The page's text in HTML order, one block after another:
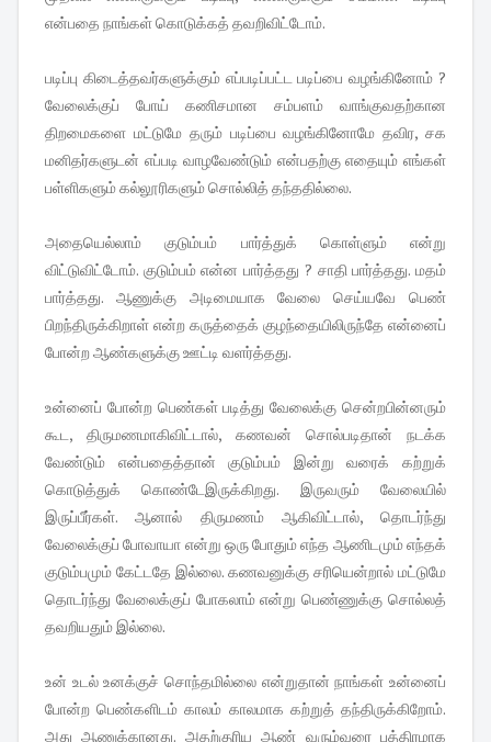
என்பதை நாங்கள் கொடுக்கத் தவறிவிட்டோம்.
படிப்பு கிடைத்தவர்களுக்கும் எப்படிப்பட்ட படிப்பை வழங்கினோம் ?
வேலைக்குப் போய் கணிசமான சம்பளம் வாங்குவதற்கான
திறமைகளை மட்டுமே தரும் படிப்பை வழங்கினோமே தவிர, சக
மனிதர்களுடன் எப்படி வாழவேண்டும் என்பதற்கு எதையும் எங்கள்
பள்ளிகளும் கல்லூரிகளும் சொல்லித் தந்ததில்லை.
அதையெல்லாம் குடும்பம் பார்த்துக் கொள்ளும் என்று
விட்டுவிட்டோம். குடும்பம் என்ன பார்த்தது ? சாதி பார்த்தது. மதம்
பார்த்தது. ஆணுக்கு அடிமையாக வேலை செய்யவே பெண்
பிறந்திருக்கிறாள் என்ற கருத்தைக் குழந்தையிலிருந்தே என்னைப்
போன்ற ஆண்களுக்கு ஊட்டி வளர்த்தது.
உன்னைப் போன்ற பெண்கள் படித்து வேலைக்கு சென்றபின்னரும்
கூட, திருமணமாகிவிட்டால், கணவன் சொல்படிதான் நடக்க
வேண்டும் என்பதைத்தான் குடும்பம் இன்று வரைக் கற்றுக்
கொடுத்துக் கொண்டேஇருக்கிறது. இருவரும் வேலையில்
இருப்பீர்கள். ஆனால் திருமணம் ஆகிவிட்டால், தொடர்ந்து
வேலைக்குப் போவாயா என்று ஒரு போதும் எந்த ஆணிடமும் எந்தக்
குடும்பமும் கேட்டதே இல்லை. கணவனுக்கு சரியென்றால் மட்டுமே
தொடர்ந்து வேலைக்குப் போகலாம் என்று பெண்ணுக்கு சொல்லத்
தவறியதும் இல்லை.
உன் உடல் உனக்குச் சொந்தமில்லை என்றுதான் நாங்கள் உன்னைப்
போன்ற பெண்களிடம் காலம் காலமாக கற்றுத் தந்திருக்கிறோம்.
அது ஆணுக்கானது. அதற்குரிய ஆண் வரும்வரை பத்திரமாக